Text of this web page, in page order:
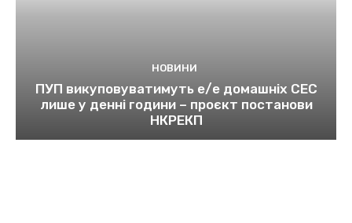
НОВИНИ
ПУП викуповуватимуть е/е домашніх СЕС
лише у денні години – проєкт постанови
НКРЕКП